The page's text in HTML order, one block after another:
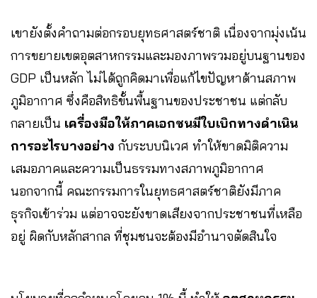
เขายังตั้งคำถามต่อกรอบยุทธศาสตร์ชาติ เนื่องจากมุ่งเน้น
การขยายเขตอุตสาหกรรมและมองภาพรวมอยู่บนฐานของ
GDP เป็นหลัก ไม่ได้ถูกคิดมาเพื่อแก้ไขปัญหาด้านสภาพ
ภูมิอากาศ ซึ่งคือสิทธิขั้นพื้นฐานของประชาชน แต่กลับ
กลายเป็น เครื่องมือให้ภาคเอกชนมีใบเบิกทางดำเนิน
การอะไรบางอย่าง กับระบบนิเวศ ทำให้ขาดมิติความ
เสมอภาคและความเป็นธรรมทางสภาพภูมิอากาศ
นอกจากนี้ คณะกรรมการในยุทธศาสตร์ชาติยังมีภาค
ธุรกิจเข้าร่วม แต่อาจจะยังขาดเสียงจากประชาชนที่เหลือ
อยู่ ผิดกับหลักสากล ที่ชุมชนจะต้องมีอำนาจตัดสินใจ